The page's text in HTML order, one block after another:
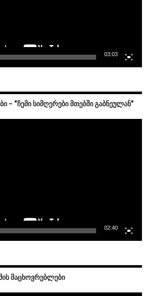
03:03
– “ᲩᲔᲛᲘ ᲡᲘᲛᲦᲔᲠᲔᲑᲘ ᲛᲗᲔᲑᲨᲘ ᲒᲐᲑᲜᲔᲣᲚᲐᲜ”
02:40
ᲛᲐᲪᲮᲝᲕᲠᲔᲑᲚᲔᲑᲘ